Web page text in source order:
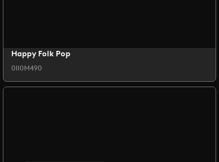
Happy Folk Pop
0II0M490